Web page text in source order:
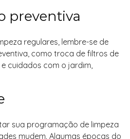
preventiva
regulares, lembre-se de
como troca de filtros de
cuidados com o jardim,
sua programação de limpeza
mudem. Algumas épocas do